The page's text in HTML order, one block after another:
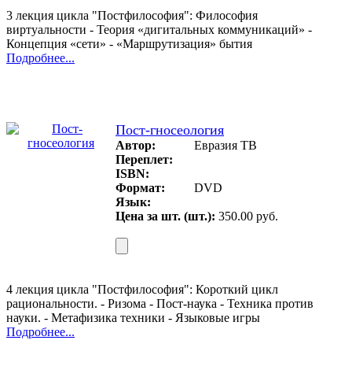
3 лекция цикла "Постфилософия": Философия
виртуальности - Теория «дигитальных коммуникаций» -
Концепция «сети» - «Маршрутизация» бытия
Подробнее...
Пост-гносеология
Автор:
Евразия ТВ
Переплет:
ISBN:
Формат:
DVD
Язык:
Цена за шт. (шт.): 350.00 руб.
4 лекция цикла "Постфилософия": Короткий цикл
рациональности. - Ризома - Пост-наука - Техника против
науки. - Метафизика техники - Языковые игры
Подробнее...